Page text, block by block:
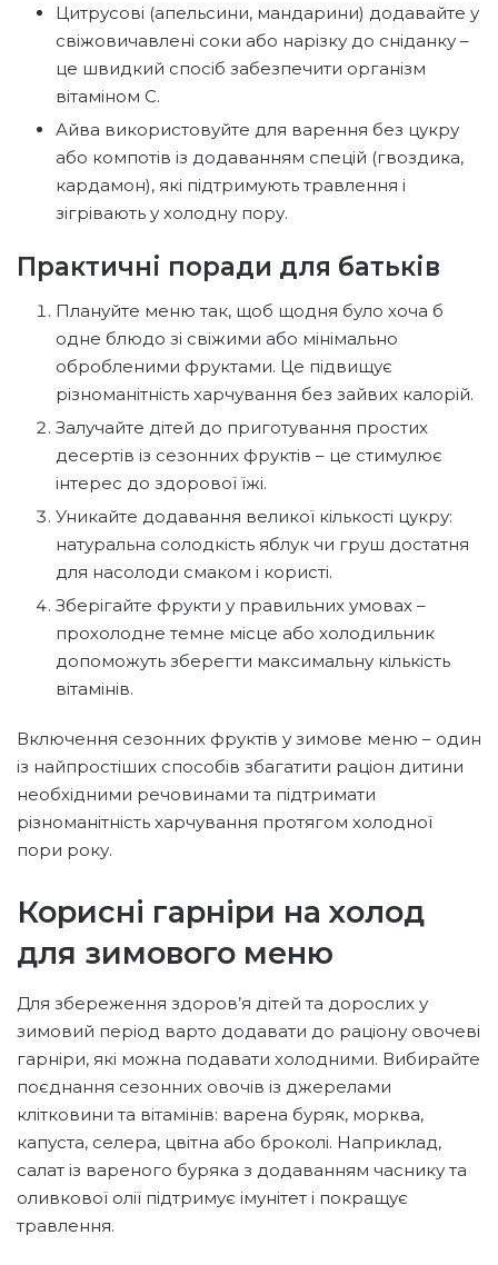
Цитрусові (апельсини, мандарини) додавайте у
свіжовичавлені соки або нарізку до сніданку –
це швидкий спосіб забезпечити організм
вітаміном С.
Айва використовуйте для варення без цукру
або компотів із додаванням спецій (гвоздика,
кардамон), які підтримують травлення і
зігрівають у холодну пору.
Практичні поради для батьків
Плануйте меню так, щоб щодня було хоча б
одне блюдо зі свіжими або мінімально
обробленими фруктами. Це підвищує
різноманітність харчування без зайвих калорій.
Залучайте дітей до приготування простих
десертів із сезонних фруктів – це стимулює
інтерес до здорової їжі.
Уникайте додавання великої кількості цукру:
натуральна солодкість яблук чи груш достатня
для насолоди смаком і користі.
Зберігайте фрукти у правильних умовах –
прохолодне темне місце або холодильник
допоможуть зберегти максимальну кількість
вітамінів.
Включення сезонних фруктів у зимове меню – один
із найпростіших способів збагатити раціон дитини
необхідними речовинами та підтримати
різноманітність харчування протягом холодної
пори року.
Корисні гарніри на холод
для зимового меню
Для збереження здоров’я дітей та дорослих у
зимовий період варто додавати до раціону овочеві
гарніри, які можна подавати холодними. Вибирайте
поєднання сезонних овочів із джерелами
клітковини та вітамінів: варена буряк, морква,
капуста, селера, цвітна або броколі. Наприклад,
салат із вареного буряка з додаванням часнику та
оливкової олії підтримує імунітет і покращує
травлення.